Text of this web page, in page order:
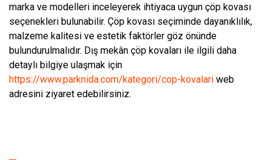
marka ve modelleri inceleyerek ihtiyaca uygun çöp kovası
seçenekleri bulunabilir. Çöp kovası seçiminde dayanıklılık,
malzeme kalitesi ve estetik faktörler göz önünde
bulundurulmalıdır. Dış mekân çöp kovaları ile ilgili daha
detaylı bilgiye ulaşmak için
https://www.parknida.com/kategori/cop-kovalari web
adresini ziyaret edebilirsiniz.